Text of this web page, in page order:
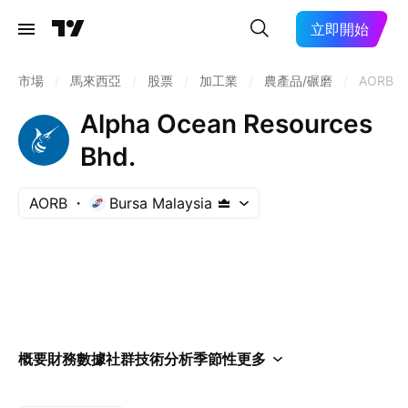
立即開始
市場 馬來西亞 股票 加工業 農產品/碾磨 AORB
Alpha Ocean Resources
Bhd.
AORB Bursa Malaysia
概要財務數據社群技術分析季節性更多